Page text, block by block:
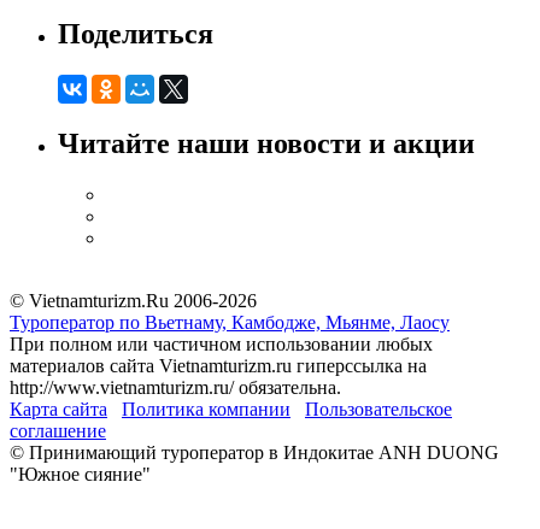
Поделиться
Читайте наши новости и акции
© Vietnamturizm.Ru 2006-2026
Туроператор по Вьетнаму, Камбодже, Мьянме, Лаосу
При полном или частичном использовании любых
материалов сайта Vietnamturizm.ru гиперссылка на
http://www.vietnamturizm.ru/ обязательна.
Карта сайта
Политика компании
Пользовательское
соглашение
© Принимающий туроператор в Индокитае ANH DUONG
"Южное сияние"